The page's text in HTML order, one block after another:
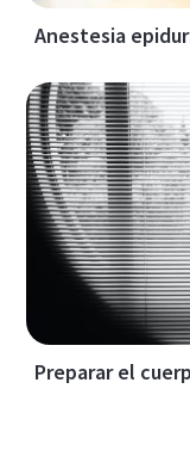
Anestesia
Preparar el